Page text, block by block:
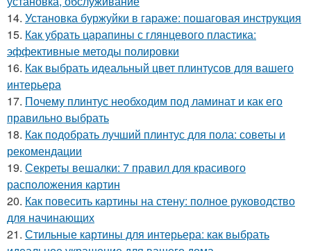
14. Установка буржуйки в гараже: пошаговая инструкция
15. Как убрать царапины с глянцевого пластика:
эффективные методы полировки
16. Как выбрать идеальный цвет плинтусов для вашего
интерьера
17. Почему плинтус необходим под ламинат и как его
правильно выбрать
18. Как подобрать лучший плинтус для пола: советы и
рекомендации
19. Секреты вешалки: 7 правил для красивого
расположения картин
20. Как повесить картины на стену: полное руководство
для начинающих
21. Стильные картины для интерьера: как выбрать